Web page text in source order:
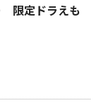
限定ドラえも